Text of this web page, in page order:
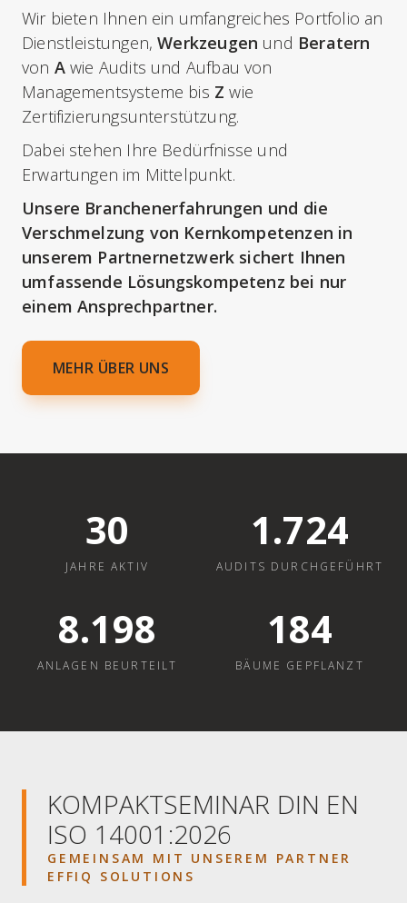
Wir bieten Ihnen ein umfangreiches Portfolio an
Dienstleistungen,Werkzeugen und Beratern
von Awie Audits und Aufbau von
Managementsysteme bis Z wie
Zertifizierungsunterstützung.
Dabei stehen Ihre Bedürfnisse und
Erwartungen im Mittelpunkt.
Unsere Branchenerfahrungen und die
Verschmelzung von Kernkompetenzen in
unserem Partnernetzwerk sichert Ihnen
umfassende Lösungskompetenz bei nur
einem Ansprechpartner.
MEHR ÜBER UNS
30
JAHRE AKTIV
1.724
AUDITS DURCHGEFÜHRT
8.200
ANLAGEN BEURTEILT
184
BÄUME GEPFLANZT
KOMPAKTSEMINAR DIN EN
ISO 14001:2026
GEMEINSAM MIT UNSEREM PARTNER
EFFIQ SOLUTIONS